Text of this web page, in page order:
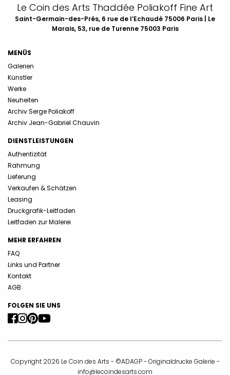
Le Coin des Arts Thaddée Poliakoff Fine Art
Saint-Germain-des-Prés, 6 rue de l’Echaudé 75006 Paris | Le
Marais, 53, rue de Turenne 75003 Paris
MENÜS
Galerien
Künstler
Werke
Neuheiten
Archiv Serge Poliakoff
Archiv Jean-Gabriel Chauvin
DIENSTLEISTUNGEN
Authentizität
Rahmung
Lieferung
Verkaufen & Schätzen
Leasing
Druckgrafik-Leitfaden
Leitfaden zur Malerei
MEHR ERFAHREN
FAQ
Links und Partner
Kontakt
AGB
FOLGEN SIE UNS
Copyright 2026 Le Coin des Arts - ©ADAGP - Originaldrucke Galerie -
info@lecoindesarts.com